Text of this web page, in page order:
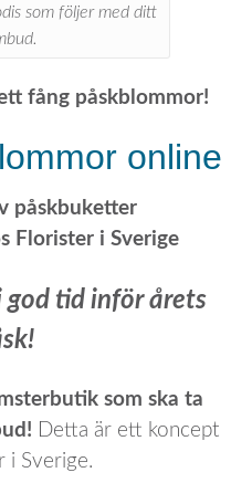
som följer med ditt
fång påskblommor!
online
påskbuketter
Florister i Sverige
god tid inför årets
som ska ta
Detta är ett koncept
i Sverige.